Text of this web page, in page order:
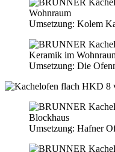
Umsetzung: Kolem
Umsetzung: Die
Umsetzung: Hafner